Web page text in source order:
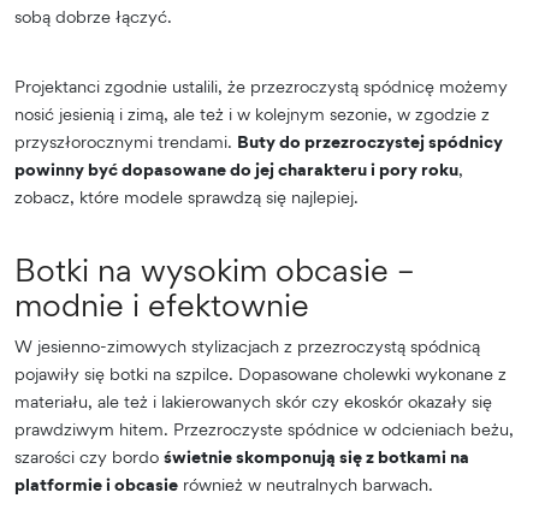
sobą dobrze łączyć.
Projektanci zgodnie ustalili, że przezroczystą spódnicę możemy
nosić jesienią i zimą, ale też i w kolejnym sezonie, w zgodzie z
przyszłorocznymi trendami. Buty do przezroczystej spódnicy
powinny być dopasowane do jej charakteru i pory roku,
zobacz, które modele sprawdzą się najlepiej.
Botki na wysokim obcasie –
modnie i efektownie
W jesienno-zimowych stylizacjach z przezroczystą spódnicą
pojawiły się botki na szpilce. Dopasowane cholewki wykonane z
materiału, ale też i lakierowanych skór czy ekoskór okazały się
prawdziwym hitem. Przezroczyste spódnice w odcieniach beżu,
szarości czy bordo świetnie skomponują się z botkami na
platformie i obcasie również w neutralnych barwach.